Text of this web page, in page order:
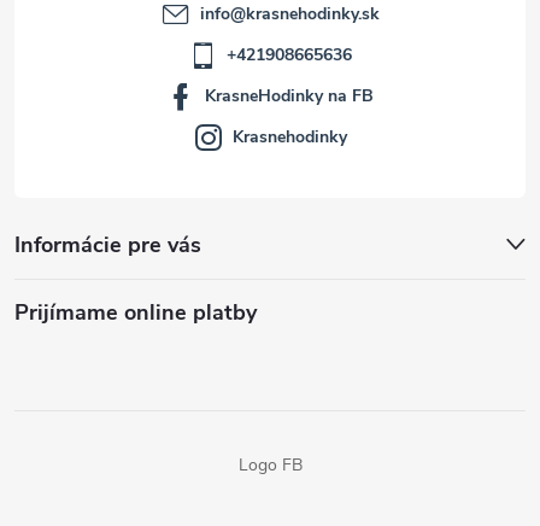
Informácie pre vás
Prijímame online platby
info@krasnehodinky.sk
+421908665636
KrasneHodinky na FB
Krasnehodinky
Logo FB